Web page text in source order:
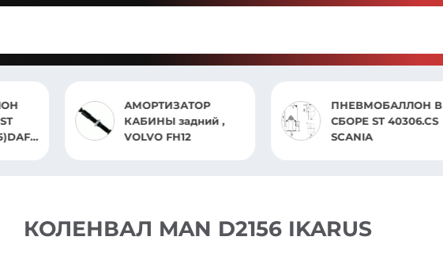
АМОРТИЗАТОР
КАБИНЫ задний ,
VOLVO FH12
ПНЕВМОБАЛЛОН В
СБОРЕ ST 40306.CS
SCANIA
КОЛЕНВАЛ MAN D2156 IKARUS